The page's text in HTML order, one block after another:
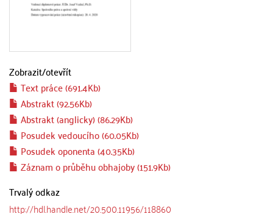
Zobrazit/otevřít
Text práce (691.4Kb)
Abstrakt (92.56Kb)
Abstrakt (anglicky) (86.29Kb)
Posudek vedoucího (60.05Kb)
Posudek oponenta (40.35Kb)
Záznam o průběhu obhajoby (151.9Kb)
Trvalý odkaz
http://hdl.handle.net/20.500.11956/118860